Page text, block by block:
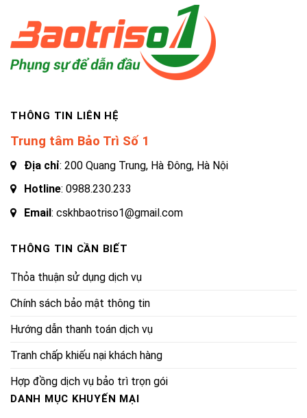
THÔNG TIN LIÊN HỆ
Trung tâm Bảo Trì Số 1
Địa chỉ: 200 Quang Trung, Hà Đông, Hà Nội
Hotline: 0988.230.233
Email: cskhbaotriso1@gmail.com
THÔNG TIN CẦN BIẾT
Thỏa thuận sử dụng dịch vụ
Chính sách bảo mật thông tin
Hướng dẫn thanh toán dịch vụ
Tranh chấp khiếu nại khách hàng
Hợp đồng dịch vụ bảo trì trọn gói
DANH MỤC KHUYẾN MẠI